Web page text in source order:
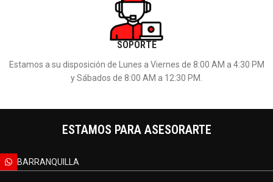
SOPORTE
Estamos a su disposición de Lunes a Viernes de 8:00 AM a 4:30 PM
y Sábados de 8:00 AM a 12:30 PM.
ESTAMOS PARA ASESORARTE
BARRANQUILLA